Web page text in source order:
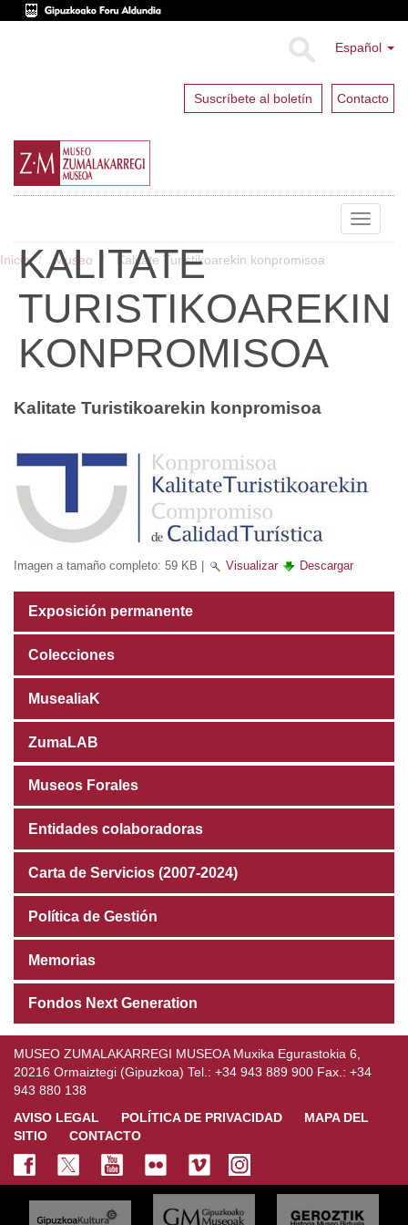
Español
Suscríbete al boletín Contacto
Toggle
Inicio Museo Kalitate Turistikoarekin konpromisoa
KALITATE
TURISTIKOAREKIN
KONPROMISOA
Kalitate Turistikoarekin konpromisoa
Imagen a tamaño completo: 59 KB | Visualizar Descargar
Exposición permanente
Colecciones
MusealiaK
ZumaLAB
Museos Forales
Entidades colaboradoras
Carta de Servicios (2007-2024)
Política de Gestión
Memorias
Fondos Next Generation
MUSEO ZUMALAKARREGI MUSEOA Muxika Egurastokia 6,
20216 Ormaiztegi (Gipuzkoa) Tel.: +34 943 889 900 Fax.: +34
943 880 138
AVISO LEGAL
POLÍTICA DE PRIVACIDAD
MAPA DEL
SITIO
CONTACTO